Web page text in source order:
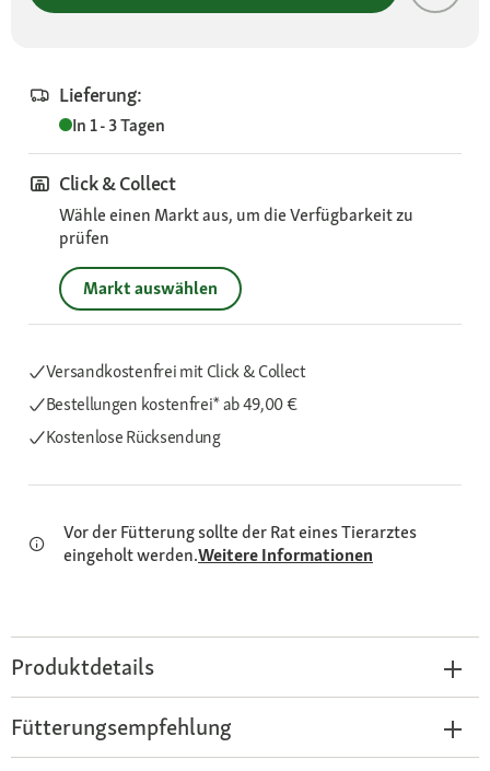
Lieferung:
In 1 - 3 Tagen
Click & Collect
Wähle einen Markt aus, um die Verfügbarkeit zu
prüfen
Markt auswählen
Versandkostenfrei mit Click & Collect
Bestellungen kostenfrei*ab 49,00 €
Kostenlose Rücksendung
Vor der Fütterung sollte der Rat eines Tierarztes
eingeholt werden.Weitere Informationen
Produktdetails
Fütterungsempfehlung